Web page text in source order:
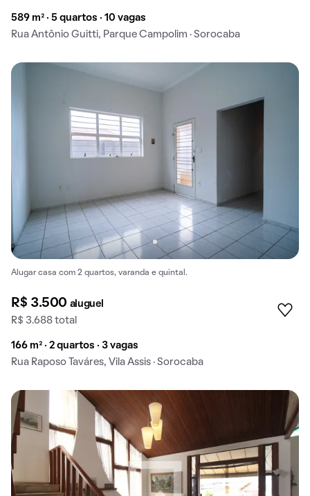
589 m² · 5 quartos · 10 vagas
Rua Antônio Guitti, Parque Campolim · Sorocaba
Alugar casa com 2 quartos, varanda e quintal.
R$ 3.500 aluguel
R$ 3.688 total
166 m² · 2 quartos · 3 vagas
Rua Raposo Taváres, Vila Assis · Sorocaba